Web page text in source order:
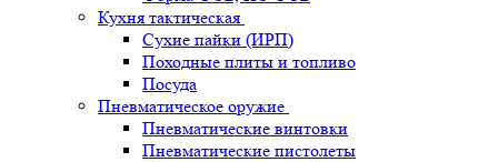
Кухня тактическая
Сухие пайки (ИРП)
Походные плиты и топливо
Посуда
Пневматическое оружие
Пневматические винтовки
Пневматические пистолеты